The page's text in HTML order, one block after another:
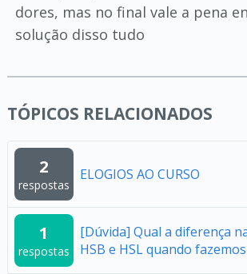
dores, mas no final vale a pena
solução disso tudo
TÓPICOS RELACIONADOS
2
respostas
ELOGIOS AO CURSO
1
respostas
[Dúvida] Qual a diferença
HSB e HSL quando